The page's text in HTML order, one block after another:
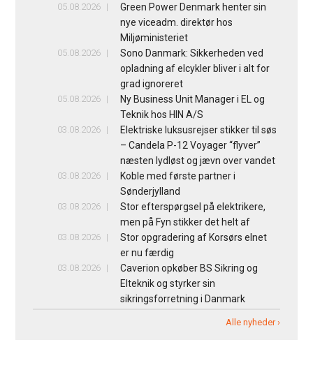
05.08.2026
Green Power Denmark henter sin
nye viceadm. direktør hos
Miljøministeriet
05.08.2026
Sono Danmark: Sikkerheden ved
opladning af elcykler bliver i alt for
grad ignoreret
05.08.2026
Ny Business Unit Manager i EL og
Teknik hos HIN A/S
03.08.2026
Elektriske luksusrejser stikker til søs
– Candela P-12 Voyager “flyver”
næsten lydløst og jævn over vandet
03.08.2026
Koble med første partner i
Sønderjylland
03.08.2026
Stor efterspørgsel på elektrikere,
men på Fyn stikker det helt af
03.08.2026
Stor opgradering af Korsørs elnet
er nu færdig
03.08.2026
Caverion opkøber BS Sikring og
Elteknik og styrker sin
sikringsforretning i Danmark
Alle nyheder ›